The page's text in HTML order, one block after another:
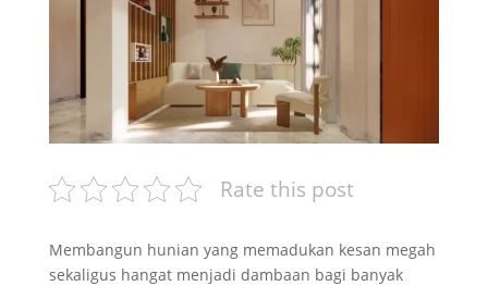
Rate this post
Membangun hunian yang memadukan kesan megah
sekaligus hangat menjadi dambaan bagi banyak